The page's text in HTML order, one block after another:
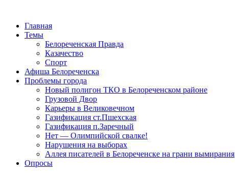
Главная
Темы
Белореченская Правда
Казачество
Спорт
Афиша Белореченска
Проблемы города
Новый полигон ТКО в Белореченском районе
Грузовой Двор
Карьеры в Великовечном
Газификация ст.Пшехская
Газификация п.Заречный
Нет — Олимпийской свалке!
Нарушения на выборах
Аллея писателей в Белореченске на грани вымирания
Опросы